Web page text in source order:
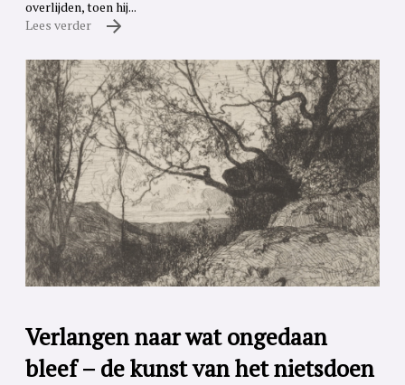
overlijden, toen hij...
Lees verder
Verlangen naar wat ongedaan
bleef – de kunst van het nietsdoen